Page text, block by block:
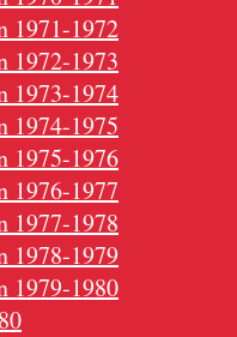
1971-1972
1972-1973
1973-1974
1974-1975
1975-1976
1976-1977
1977-1978
1978-1979
1979-1980